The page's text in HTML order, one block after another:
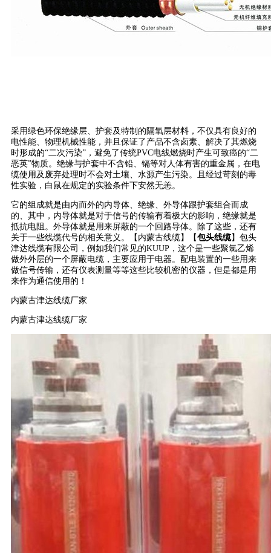
采用绿色环保绝缘层、护套及特制的隔氧层材料，不仅具有良好的
电性能、物理机械性能，并且保证了产品不含卤素、解决了其燃烧
时形成的“二次污染”，避免了传统PVC电线燃烧时产生可致癌的“二
恶英”物质。绝缘与护套中不含铅、镉等对人体有害的重金属，在电
缆使用及废弃处理时不会对土壤、水源产生污染。且经过苛刻的毒
性实验，白鼠在规定的实验条件下安然无恙。
它的组成就是由内而外的内导体、绝缘、外导体跟护套组合而成
的、其中，内导体就是对于信号的传输有着极大的影响，绝缘就是
抵抗电阻。外导体就是用来屏蔽的一个回路导体。除了这些，还有
关于一些线缆代号的相关意义。【内蒙古线缆】【包头线缆】包头
津达线缆有限公司，例如我们常见的KUUP，这个是一些聚氯乙烯
做外外层的一个屏蔽电缆，主要应用于电器。配电装置的一些用来
做信号传输，还有仪表测量等等这些比较机密的仪器，但是都是用
来作为通信使用的！
内蒙古津达线缆厂家
内蒙古津达线缆厂家